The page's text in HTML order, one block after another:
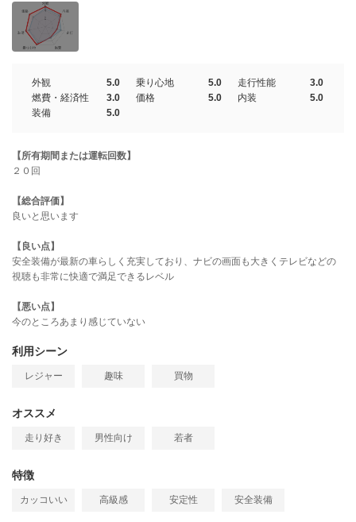
外観 5.0 乗り心地 5.0 走行性能
3.0
燃費・経済性
3.0 価格 5.0 内装
5.0
装備
5.0
【所有期間または運転回数】
２０回
【総合評価】
良いと思います
【良い点】
安全装備が最新の車らしく充実しており、ナビの画面も大きくテレビなどの
視聴も非常に快適で満足できるレベル
【悪い点】
今のところあまり感じていない
利用シーン
レジャー 趣味 買物
オススメ
走り好き 男性向け 若者
特徴
カッコいい 高級感 安定性 安全装備